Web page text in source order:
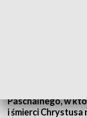
Paschalnego, w
i śmierci Chrystusa